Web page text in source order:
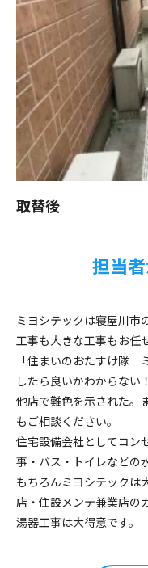
取替後
担当
ミヨシテックは寝屋川市
工事も大きな工事もお任
「住まいのおたすけ隊
したら良いかわからない
他店で難色を示された。
もご相談ください。
住宅設備会社としてコン
事・バス・トイレなどの
もちろんミヨシテックは
店・住設メンテ兼業店の
湯器工事は大得意です。